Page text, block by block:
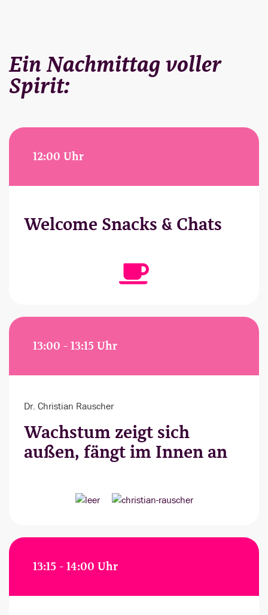
Ein Nachmittag voller
Spirit:
12:00 Uhr
Welcome Snacks & Chats
13:00 - 13:15 Uhr
Dr. Christian Rauscher
Wachstum zeigt sich
außen, fängt im Innen an
13:15 - 14:00 Uhr